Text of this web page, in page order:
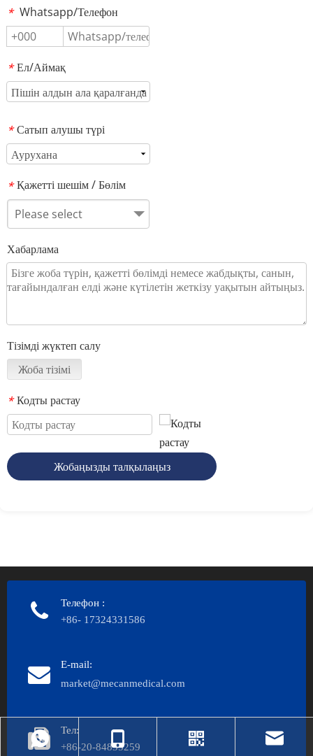
* Whatsapp/Телефон
* Ел/Аймақ
* Сатып алушы түрі
* Қажетті шешім / Бөлім
Please select
Хабарлама
Тізімді жүктеп салу
Жоба тізімі
* Кодты растау
Жобаңызды талқылаңыз
Телефон :
+86- 17324331586
E-mail:
market@mecanmedical.com
Тел:
+86-20-84835259